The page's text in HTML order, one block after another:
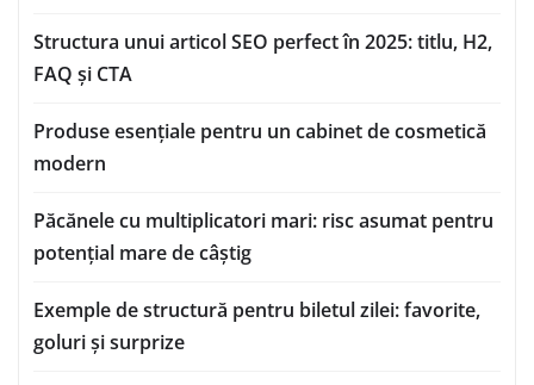
Structura unui articol SEO perfect în 2025: titlu, H2,
FAQ și CTA
Produse esențiale pentru un cabinet de cosmetică
modern
Păcănele cu multiplicatori mari: risc asumat pentru
potențial mare de câștig
Exemple de structură pentru biletul zilei: favorite,
goluri și surprize